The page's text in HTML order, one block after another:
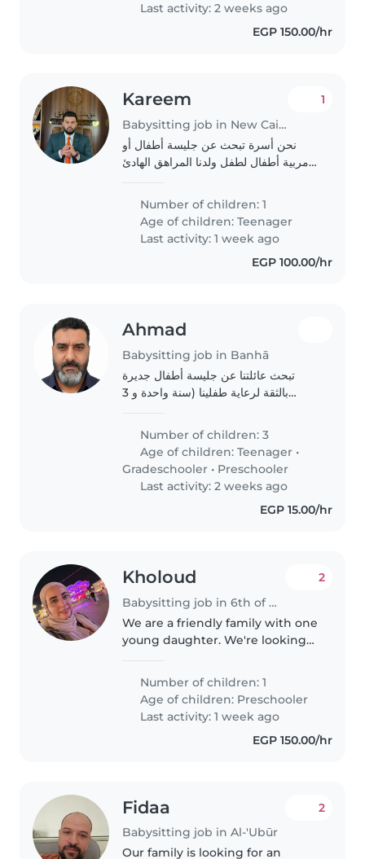
Last activity: 2 weeks ago
EGP 150.00/hr
Kareem
Babysitting job in New Cairo
1
نحن أسرة تبحث عن جليسة أطفال أو
مربية أطفال لطفل ولدنا المراهق الهادئ
الطهي، القيام ببعض المهام المنزلية،
ومساعدة طفلنا في أداء الفروض
المدرسية. نود التعرف..
Number of children: 1
Age of children:Teenager
Last activity: 1 week ago
EGP 100.00/hr
Ahmad
Babysitting job in Banhā
تبحث عائلتنا عن جليسة أطفال جديرة
بالثقة لرعاية طفلينا (سنة واحدة و 3
التعامل مع الحيوانات الأليفة و القيام ببعض
Number of children: 3
Age of children:Teenager •
Gradeschooler • Preschooler
Last activity: 2 weeks ago
EGP 15.00/hr
Kholoud
Babysitting job in 6th of October City (محافظة الجيزة)
2
We are a friendly family with one
young daughter. We're looking
enjoys spending time with
children. A safe and caring
environment..
Number of children: 1
Age of children: Preschooler
Last activity: 1 week ago
EGP 150.00/hr
Fidaa
Babysitting job in Al-'Ubūr
2
Our family is looking for an